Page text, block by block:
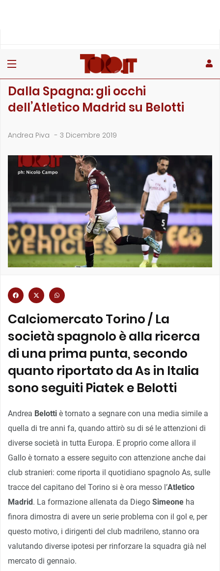
Dalla Spagna: gli occhi
dell’Atletico Madrid su Belotti
Andrea Piva - 3 Dicembre 2019
Calciomercato Torino / La
società spagnolo è alla ricerca
di una prima punta, secondo
quanto riportato da As in Italia
sono seguiti Piatek e Belotti
Andrea Belotti è tornato a segnare con una media simile a
quella di tre anni fa, quando attirò su di sé le attenzioni di
diverse società in tutta Europa. E proprio come allora il
Gallo è tornato a essere seguito con attenzione anche dai
club stranieri: come riporta il quotidiano spagnolo As, sulle
tracce del capitano del Torino si è ora messo l’Atletico
Madrid. La formazione allenata da Diego Simeone ha
finora dimostra di avere un serie problema con il gol e, per
questo motivo, i dirigenti del club madrileno, stanno ora
valutando diverse ipotesi per rinforzare la squadra già nel
mercato di gennaio.